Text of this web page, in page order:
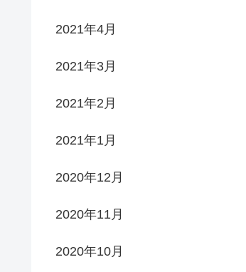
2021年4月
2021年3月
2021年2月
2021年1月
2020年12月
2020年11月
2020年10月